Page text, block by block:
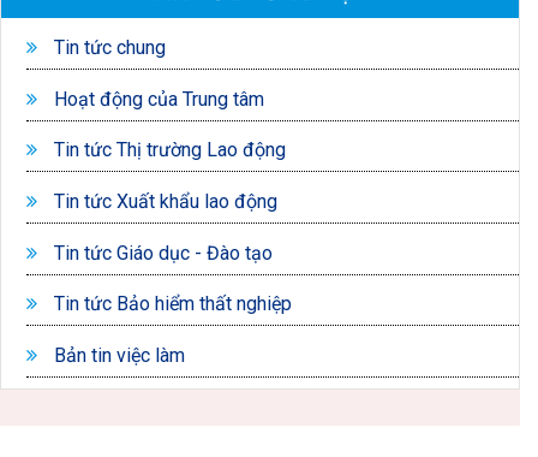
Tin tức chung
Hoạt động của Trung tâm
Tin tức Thị trường Lao động
Tin tức Xuất khẩu lao động
Tin tức Giáo dục - Đào tạo
Tin tức Bảo hiểm thất nghiệp
Bản tin việc làm